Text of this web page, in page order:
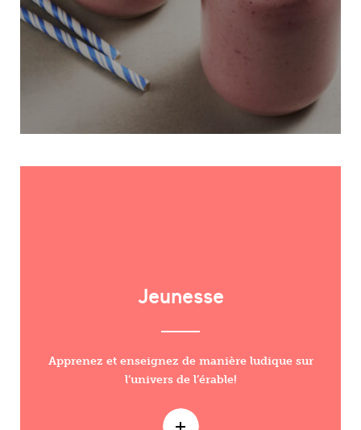
Jeunesse
Apprenez et enseignez de manière ludique sur
l’univers de l’érable!